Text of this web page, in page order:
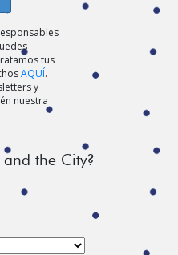
tus
AQUÍ.
y
nuestra
the City?